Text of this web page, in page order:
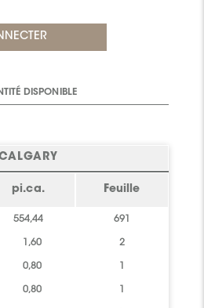
DISPONIBLE
pi.ca. Feuille
554,44 691
1,60 2
0,80
0,80